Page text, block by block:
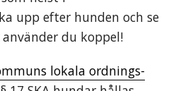
upp efter hunden och se
du koppel!
lokala ordnings­